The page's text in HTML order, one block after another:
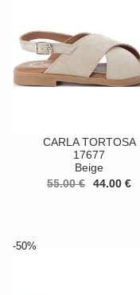
CARLA TORTOSA
17677
Beige
55.00 €
44.00 €
-50%